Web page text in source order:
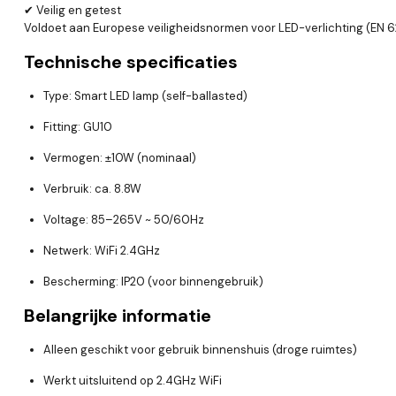
✔ Veilig en getest
Voldoet aan Europese veiligheidsnormen voor LED-verlichting (EN
Technische specificaties
Type: Smart LED lamp (self-ballasted)
Fitting: GU10
Vermogen: ±10W (nominaal)
Verbruik: ca. 8.8W
Voltage: 85–265V ~ 50/60Hz
Netwerk: WiFi 2.4GHz
Bescherming: IP20 (voor binnengebruik)
Belangrijke informatie
Alleen geschikt voor gebruik binnenshuis (droge ruimtes)
Werkt uitsluitend op 2.4GHz WiFi